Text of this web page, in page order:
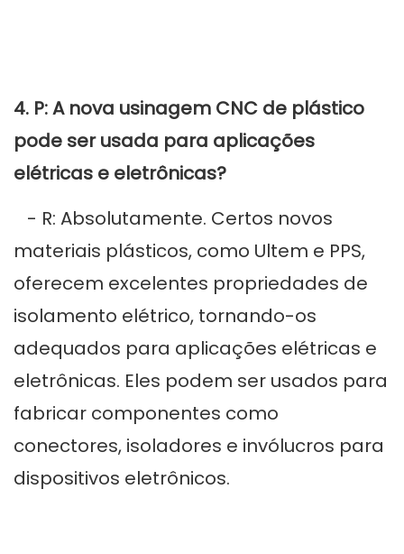
4. P: A nova usinagem CNC de plástico
pode ser usada para aplicações
elétricas e eletrônicas?
- R: Absolutamente. Certos novos
materiais plásticos, como Ultem e PPS,
oferecem excelentes propriedades de
isolamento elétrico, tornando-os
adequados para aplicações elétricas e
eletrônicas. Eles podem ser usados ​​para
fabricar componentes como
conectores, isoladores e invólucros para
dispositivos eletrônicos.